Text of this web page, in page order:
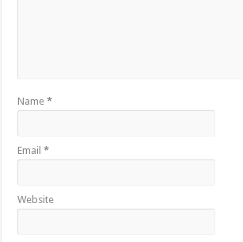
Name*
Email*
Website